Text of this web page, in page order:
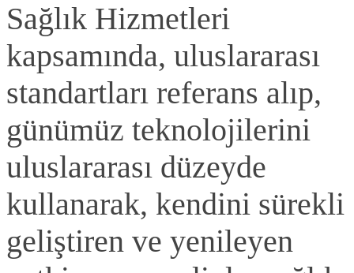
Sağlık Hizmetleri
kapsamında, uluslararası
standartları referans alıp,
günümüz teknolojilerini
uluslararası düzeyde
kullanarak, kendini sürekli
geliştiren ve yenileyen